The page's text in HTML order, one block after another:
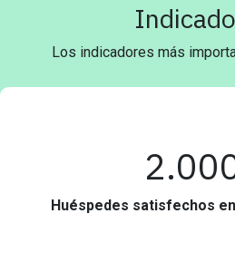
Los indicadores más
Huéspedes satisfechos